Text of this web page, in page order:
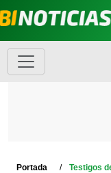
Portada Testigos